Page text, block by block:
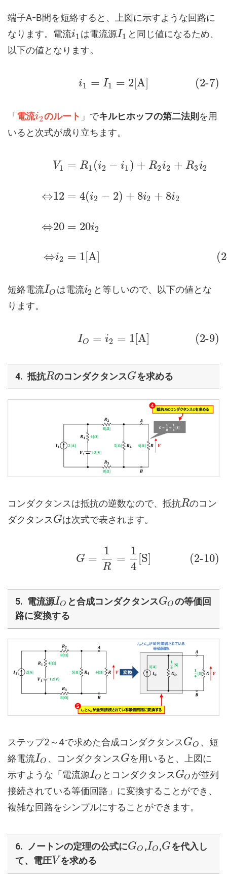
端子A-B間を短絡すると、上図に示すような回路に
なります。電流i1 は電流源I1 と同じ値になるため、
以下の値となります。
i1 = I1 = 2 [A (2-7)
「 電流i2のルート 」でキルヒホッフの第二法則 を用
いると次式が成り立ちます。
V1
⇔12
⇔20
⇔i2
=
=
=
=
R1 (i2 − i1 ) + R2i2 + R3i2
4(i2 − 2) + 8i2 + 8i2
20i2
1[A]
短絡電流IO は電流i2 と等しいので、以下の値とな
ります。
IO = i2 = 1 [A (2-9)
抵抗RのコンダクタンスGを求める
コンダクタンスは抵抗の逆数なので、抵抗Rのコン
ダクタンスGは次式で表されます。
G =
1
R
=
1
4
[S] (2-10)
電流源IO と合成コンダクタンスGO の等価回
路に変換する
ステップ2～4で求めた合成コンダクタンスGO 、短
絡電流IO 、コンダクタンスGを用いると、上図に
示すような「電流源IO とコンダクタンスGO が並列
接続されている等価回路」に変換することができ、
複雑な回路をシンプルにすることができます。
ノートンの定理の公式にGO ,IO ,Gを代入し
て、電圧V を求める